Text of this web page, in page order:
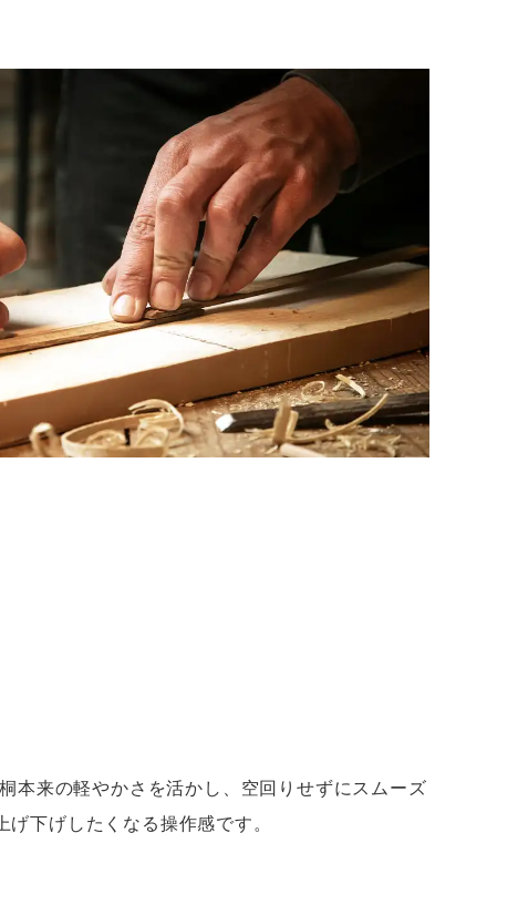
本来の軽やかさを活かし、空回りせずにスムーズ
下げしたくなる操作感です。